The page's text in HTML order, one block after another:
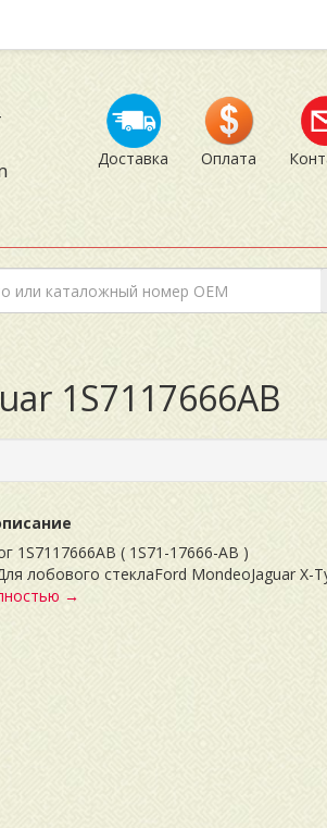
Доставка Оплата
1S7117666AB
1S7117666AB ( 1S71-17666-
лобового стеклаFord MondeoJaguar X-
→